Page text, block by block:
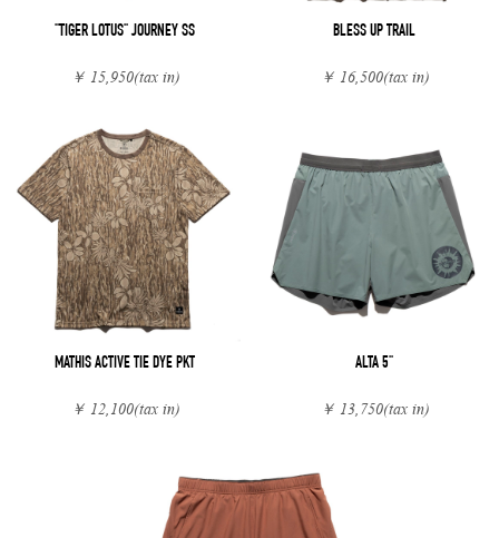
"TIGER LOTUS" JOURNEY SS
￥ 15,950(tax in)
BLESS UP TRAIL
￥ 16,500(tax in)
MATHIS ACTIVE TIE DYE PKT
￥ 12,100(tax in)
ALTA 5"
￥ 13,750(tax in)